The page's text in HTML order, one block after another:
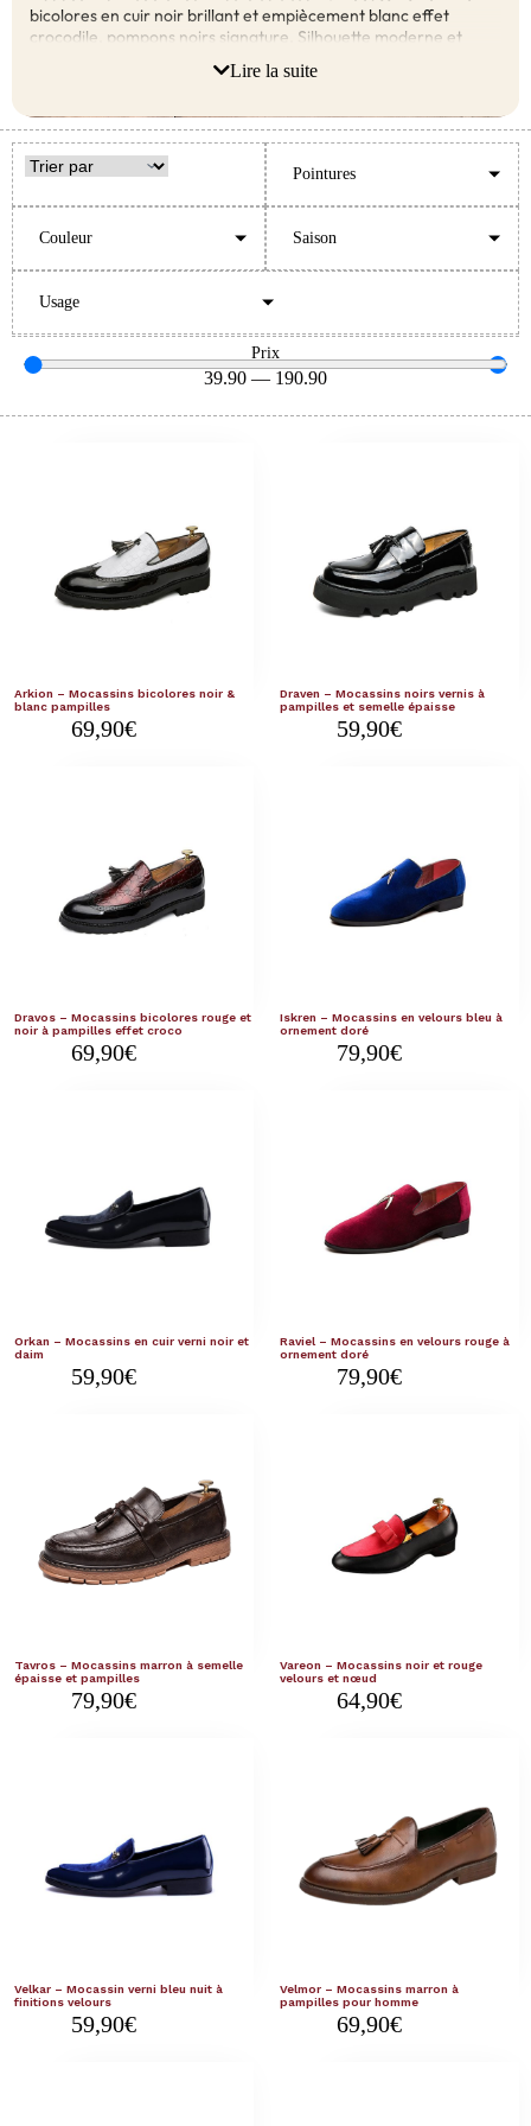
bicolores en cuir noir brillant et empiècement blanc effet
crocodile, pompons noirs signature. Silhouette moderne et
Parfaits pour soirées créatives, événements artistiques,
Lire la suite
Pointures
Couleur Saison
Usage
Prix
39.90 — 190.90
Arkion – Mocassins bicolores noir &
blanc pampilles
69,90€
Draven – Mocassins noirs vernis à
pampilles et semelle épaisse
59,90€
Dravos – Mocassins bicolores rouge et
noir à pampilles effet croco
69,90€
Iskren – Mocassins en velours bleu à
ornement doré
79,90€
Orkan – Mocassins en cuir verni noir et
daim
59,90€
Raviel – Mocassins en velours rouge à
ornement doré
79,90€
Tavros – Mocassins marron à semelle
épaisse et pampilles
79,90€
Vareon – Mocassins noir et rouge
velours et nœud
64,90€
Velkar – Mocassin verni bleu nuit à
finitions velours
59,90€
Velmor – Mocassins marron à
pampilles pour homme
69,90€